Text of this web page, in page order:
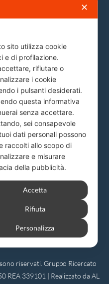
riservati. Gruppo Ricercato
REA 339101 | Realizzato da AL
✕
sito utilizza cookie
e di profilazione.
rifiutare o
i cookie
i pulsanti desiderati.
questa informativa
senza accettare.
sei consapevole
dati personali possono
raccolti allo scopo di
e misurare
della pubblicità.
Accetta
Rifiuta
Personalizza